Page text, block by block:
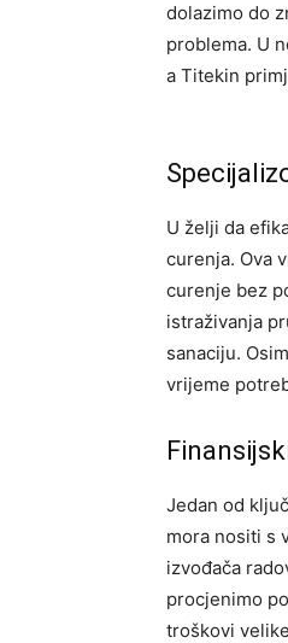
dolazimo do
problema. U
a Titekin
U želji da
curenja. Ova
curenje bez
istraživanja
sanaciju.
vrijeme
Jedan od
mora nositi s
izvođača
procjenimo
troškovi